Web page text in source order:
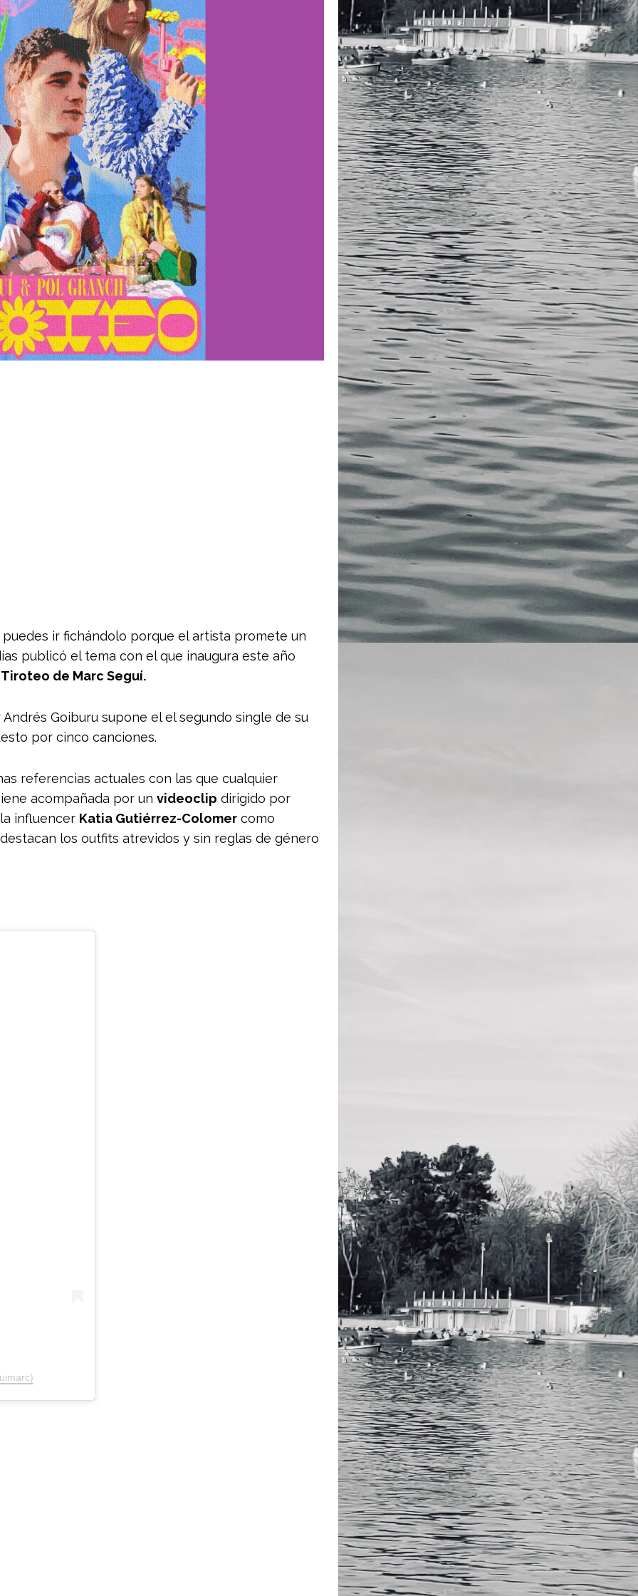
ir fichándolo porque el artista promete un
publicó el tema con el que inaugura este año
Tiroteo de Marc Seguí.
Goiburu supone el el segundo single de su
por cinco canciones.
referencias actuales con las que cualquier
acompañada por un videoclip dirigido por
influencer Katia Gutiérrez-Colomer como
los outfits atrevidos y sin reglas de género